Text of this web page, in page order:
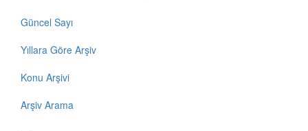
Güncel Sayı
Yıllara Göre Arşiv
Konu Arşivi
Arşiv Arama